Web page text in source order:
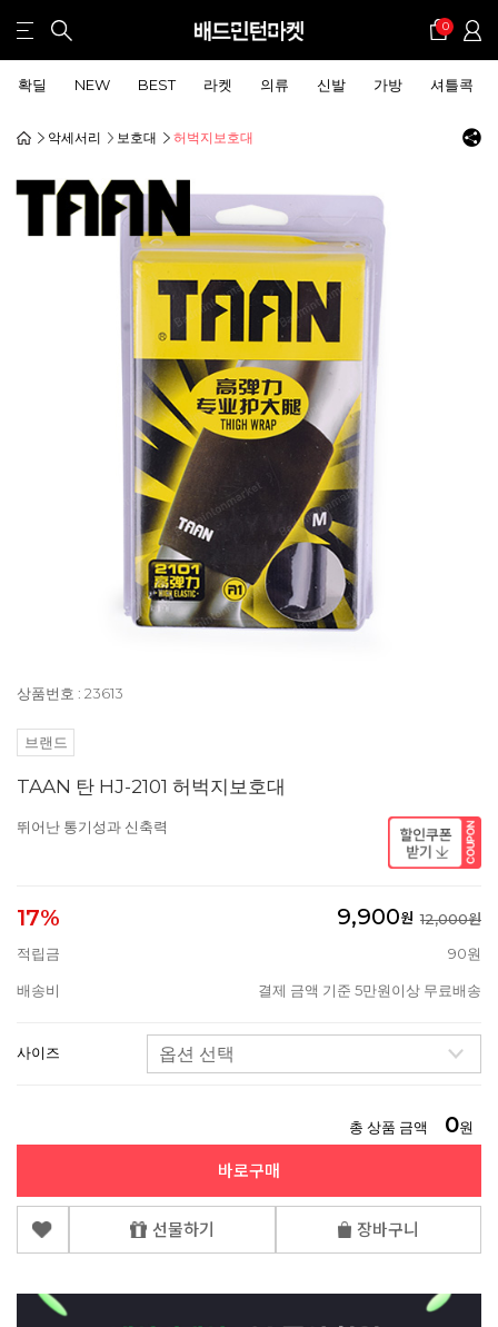
0
확딜 NEW BEST 라켓 의류 신발 가방 셔틀콕
악세서리 보호대 허벅지보호대
상품번호 : 23613
브랜드
TAAN 탄 HJ-2101 허벅지보호대
뛰어난 통기성과 신축력
17% 9,900원 12,000원
적립금
90원
배송비 결제 금액 기준 5만원이상 무료배송
사이즈
총 상품 금액 0원
바로구매
선물하기 장바구니